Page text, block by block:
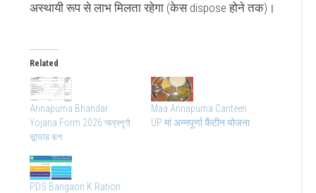
अस्थायी रूप से लाभ मिलता रहेगा (केस dispose होने तक)।
Related
Annapurna Bhandar
Yojana Form 2026 অন্নপূর্ণা
ভান্ডার রূপ
Maa Annapurna Canteen
UP मां अन्नपूर्णा कैंटीन योजना
PDS Bangaon K Ration